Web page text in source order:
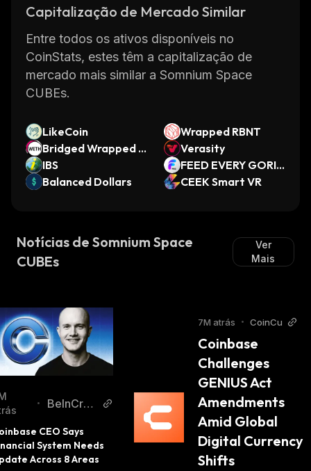
Capitalização de Mercado Similar
Entre todos os ativos disponíveis no
CoinStats, estes têm a capitalização de
mercado mais similar a Somnium Space
CUBEs.
LikeCoin
Wrapped RBNT
Bridged Wrapped E
ther (Morph L2)
Verasity
IBS
FEED EVERY GORIL
LA
Balanced Dollars CEEK Smart VR
Notícias de Somnium Space
CUBEs
Ver
Mais
•
BeInCryp
CEO Says
System Needs
Across 8 Areas
7M atrás • CoinCu
Coinbase
Challenges
GENIUS Act
Amendments
Amid Global
Digital Currency
Shifts